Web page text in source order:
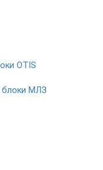
OTIS
МЛЗ